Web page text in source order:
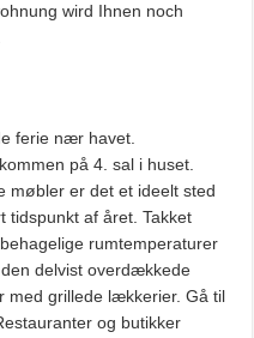
wird Ihnen noch
ferie nær havet.
på 4. sal i huset.
møbler er det et ideelt sted
tidspunkt af året. Takket
rumtemperaturer
delvist overdækkede
med grillede lækkerier. Gå til
og butikker